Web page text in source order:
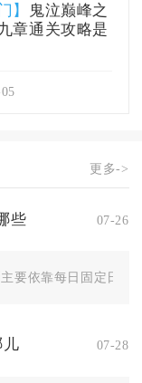
】
鬼泣巅峰之
章通关攻略是
更多->
些 07-26
要依靠每日固定日常
儿 07-28